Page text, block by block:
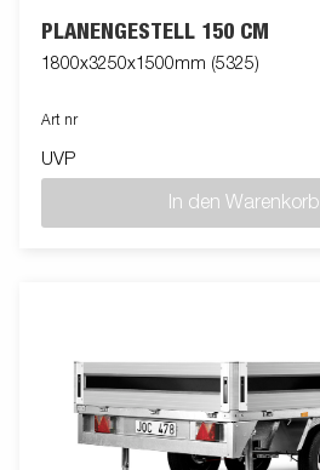
PLANENGESTELL 150 CM
1800x3250x1500mm (5325)
Art nr
UVP
In den Warenkorb